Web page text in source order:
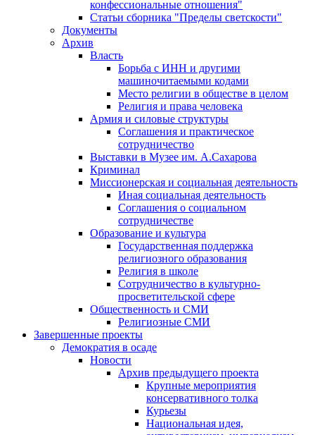
конфессиональные отношения"
Статьи сборника "Пределы светскости"
Документы
Архив
Власть
Борьба с ИНН и другими
машиночитаемыми кодами
Место религии в обществе в целом
Религия и права человека
Армия и силовые структуры
Соглашения и практическое
сотрудничество
Выставки в Музее им. А.Сахарова
Криминал
Миссионерская и социальная деятельность
Иная социальная деятельность
Соглашения о социальном
сотрудничестве
Образование и культура
Государственная поддержка
религиозного образования
Религия в школе
Сотрудничество в культурно-
просветительской сфере
Общественность и СМИ
Религиозные СМИ
Завершенные проекты
Демократия в осаде
Новости
Архив предыдущего проекта
Крупные мероприятия
консервативного толка
Курьезы
Национальная идея,